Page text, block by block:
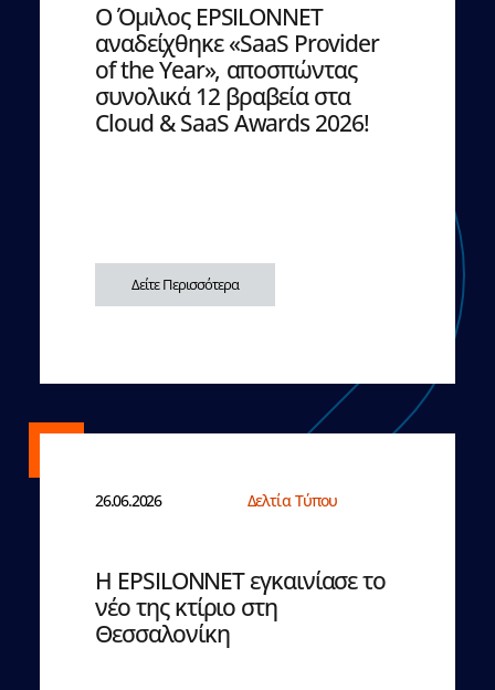
Ο Όμιλος EPSILONNET
αναδείχθηκε «SaaS Provider
of the Year», αποσπώντας
συνολικά 12 βραβεία στα
Cloud & SaaS Awards 2026!
Δείτε Περισσότερα
26.06.2026 Δελτία Τύπου
Η EPSILONNET εγκαινίασε το
νέο της κτίριο στη
Θεσσαλονίκη